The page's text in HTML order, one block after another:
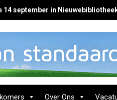
14 september in
Over Ons